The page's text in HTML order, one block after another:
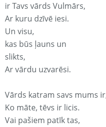
ir Tavs vārds Vulmārs,
Ar kuru dzīvē iesi.
Un visu,
kas būs ļauns un
slikts,
Ar vārdu uzvarēsi.
Vārds katram savs mums
Ko māte, tēvs ir licis.
Vai pašiem patīk tas,